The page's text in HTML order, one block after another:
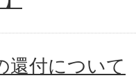
還付について